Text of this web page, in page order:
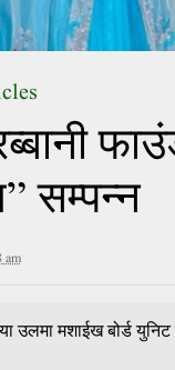
सम्पन्न
am
उलमा मशाईख बोर्ड